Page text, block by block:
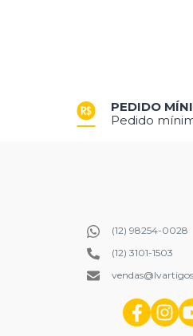
PEDIDO
Pedido
(12) 98254-0028
(12) 3101-1503